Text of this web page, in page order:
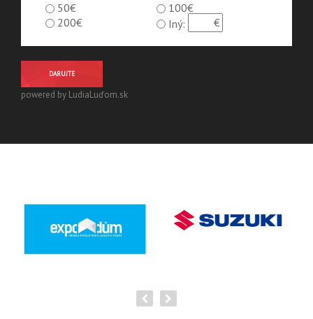
50€
100€
200€
Iný:
DARUJTE
powered by LudiaLuďom.sk